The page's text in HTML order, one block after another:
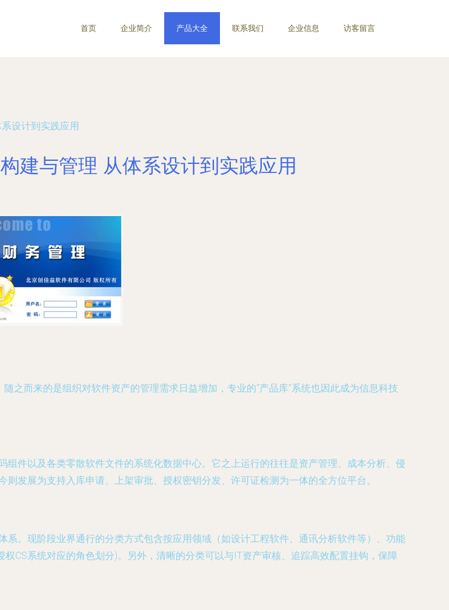
首页 企业简介 产品大全 联系我们 企业信息 访客留言
设计到实践应用
建与管理 从体系设计到实践应用
之而来的是组织对软件资产的管理需求日益增加，专业的“产品库”系统也因此成为信息科技
件以及各类零散软件文件的系统化数据中心。它之上运行的往往是资产管理、成本分析、侵
发展为支持入库申请、上架审批、授权密钥分发、许可证检测为一体的全方位平台。
。现阶段业界通行的分类方式包含按应用领域（如设计工程软件、通讯分析软件等）、功能
CS系统对应的角色划分)。另外，清晰的分类可以与IT资产审核、追踪高效配置挂钩，保障